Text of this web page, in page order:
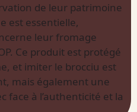
de leur patrimoine
est essentielle,
leur fromage
Ce produit est protégé
et imiter le brocciu est
mais également une
face à l’authenticité et la